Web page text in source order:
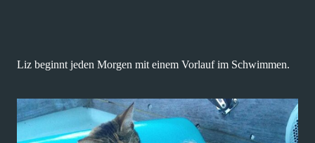
Liz beginnt jeden Morgen mit einem Vorlauf im Schwimmen.